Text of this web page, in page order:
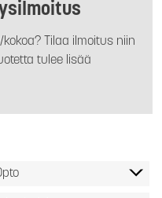
Tilaa ilmoitus niin
tulee lisää